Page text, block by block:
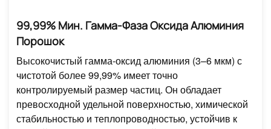
99,99% Мин. Гамма-Фаза Оксида Алюминия
Порошок
Высокочистый гамма-оксид алюминия (3–6 мкм) с
чистотой более 99,99% имеет точно
контролируемый размер частиц. Он обладает
превосходной удельной поверхностью, химической
стабильностью и теплопроводностью, устойчив к